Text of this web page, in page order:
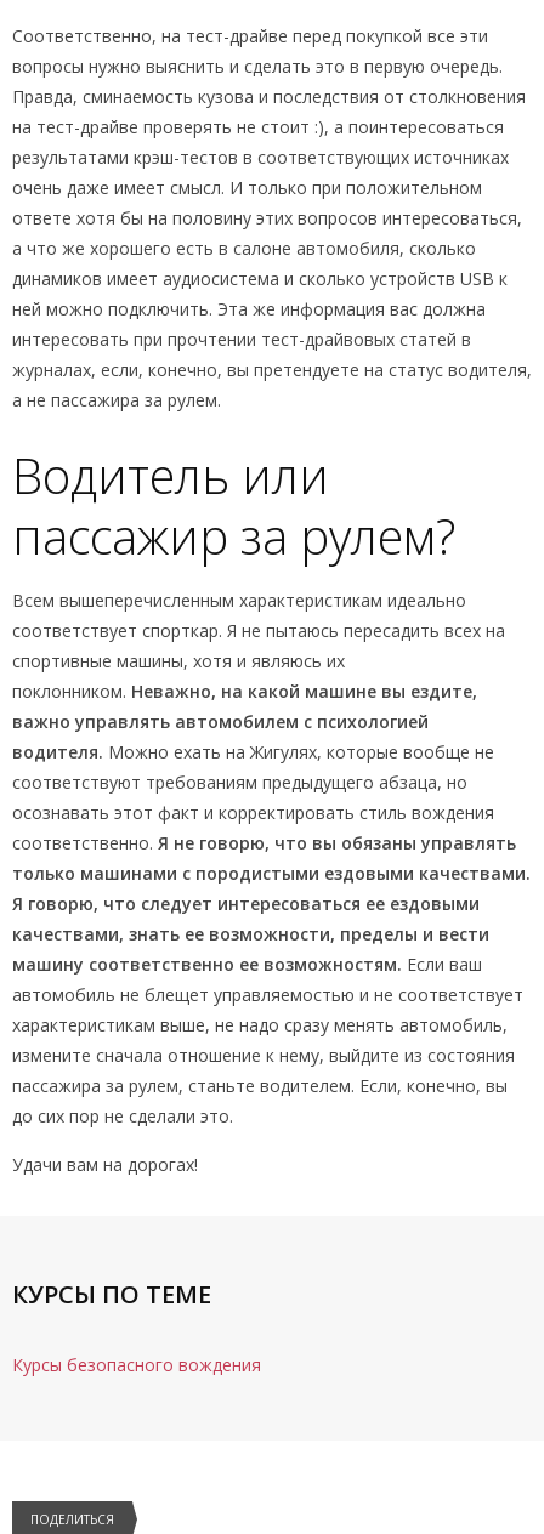
Соответственно, на тест-драйве перед покупкой все эти
вопросы нужно выяснить и сделать это в первую очередь.
Правда, сминаемость кузова и последствия от столкновения
на тест-драйве проверять не стоит :), а поинтересоваться
результатами крэш-тестов в соответствующих источниках
очень даже имеет смысл. И только при положительном
ответе хотя бы на половину этих вопросов интересоваться,
а что же хорошего есть в салоне автомобиля, сколько
динамиков имеет аудиосистема и сколько устройств USB к
ней можно подключить. Эта же информация вас должна
интересовать при прочтении тест-драйвовых статей в
журналах, если, конечно, вы претендуете на статус водителя,
а не пассажира за рулем.
Водитель или
пассажир за рулем?
Всем вышеперечисленным характеристикам идеально
соответствует спорткар. Я не пытаюсь пересадить всех на
спортивные машины, хотя и являюсь их
поклонником. Неважно, на какой машине вы ездите,
важно управлять автомобилем с психологией
водителя. Можно ехать на Жигулях, которые вообще не
соответствуют требованиям предыдущего абзаца, но
осознавать этот факт и корректировать стиль вождения
соответственно. Я не говорю, что вы обязаны управлять
только машинами с породистыми ездовыми качествами.
Я говорю, что следует интересоваться ее ездовыми
качествами, знать ее возможности, пределы и вести
машину соответственно ее возможностям. Если ваш
автомобиль не блещет управляемостью и не соответствует
характеристикам выше, не надо сразу менять автомобиль,
измените сначала отношение к нему, выйдите из состояния
пассажира за рулем, станьте водителем. Если, конечно, вы
до сих пор не сделали это.
Удачи вам на дорогах!
КУРСЫ ПО ТЕМЕ
Курсы безопасного вождения
ПОДЕЛИТЬСЯ